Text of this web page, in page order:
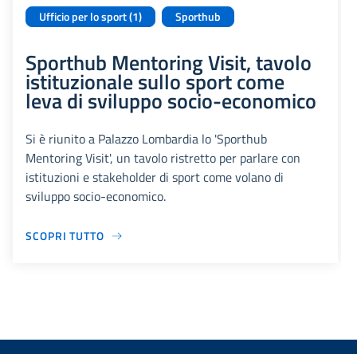
Ufficio per lo sport (1)
Sporthub
Sporthub Mentoring Visit, tavolo
istituzionale sullo sport come
leva di sviluppo socio-economico
Si è riunito a Palazzo Lombardia lo 'Sporthub
Mentoring Visit', un tavolo ristretto per parlare con
istituzioni e stakeholder di sport come volano di
sviluppo socio-economico.
SCOPRI TUTTO